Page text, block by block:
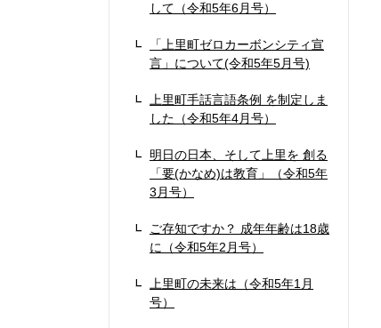
して（令和5年6月号）
「上里町ゼロカーボンシティ宣
言」について(令和5年5月号)
上里町手話言語条例 を制定しま
した（令和5年4月号）
明日の日本、そして上里を 創る
「要(かなめ)は教育」（令和5年
3月号）
ご存知ですか？ 成年年齢は18歳
に（令和5年2月号）
上里町の未来は（令和5年1月
号）